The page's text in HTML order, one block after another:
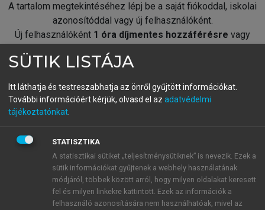
A tartalom megtekintéséhez lépj be a saját fiókoddal, iskolai
azonosítóddal vagy új felhasználóként.
Új felhasználóként 1 óra díjmentes hozzáférésre vagy
fiókoddal,vagy hozz létre új fiókot.
A regisztráció után apróbaidőszakautomatikusan
BELÉPÉS SAJÁT FIÓKKAL
ÚJ FIÓK LÉTREHOZÁSA
1 óra díjmentes hozzáférés
SÜTIK LISTÁJA
Itt láthatja és testreszabhatja az önről gyűjtött információkat.
További információért kérjük, olvasd el az adatvédelmi
tájékoztatónkat
STATISZTIKA
A statisztikai sütiket „teljesítménysütiknek” is nevezik. Ezek a
sütik információkat gyűjtenek a webhely használatának
módjáról, többek között arról, hogy milyen oldalakat keresett
fel és milyen linkekre kattintott. Ezek az információk a
felhasználó azonosítására nem használhatóak, mivel az